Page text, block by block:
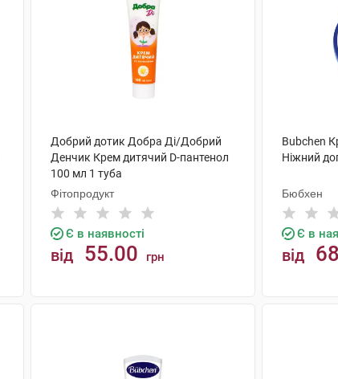
Добрий дотик Добра Ді/Добрий
Денчик Крем дитячий D-пантенол
100 мл 1 туба
Фітопродукт
Є в наявності
від 55.00 грн
Bubchen
Ніжний
Бюбхен
Є в
від